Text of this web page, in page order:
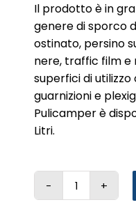
Il prodotto è in
genere di sporco
ostinato, persino
nere, traffic film e
superfici di utilizzo
guarnizioni e
Pulicamper è
Litri.
PULICAMPER